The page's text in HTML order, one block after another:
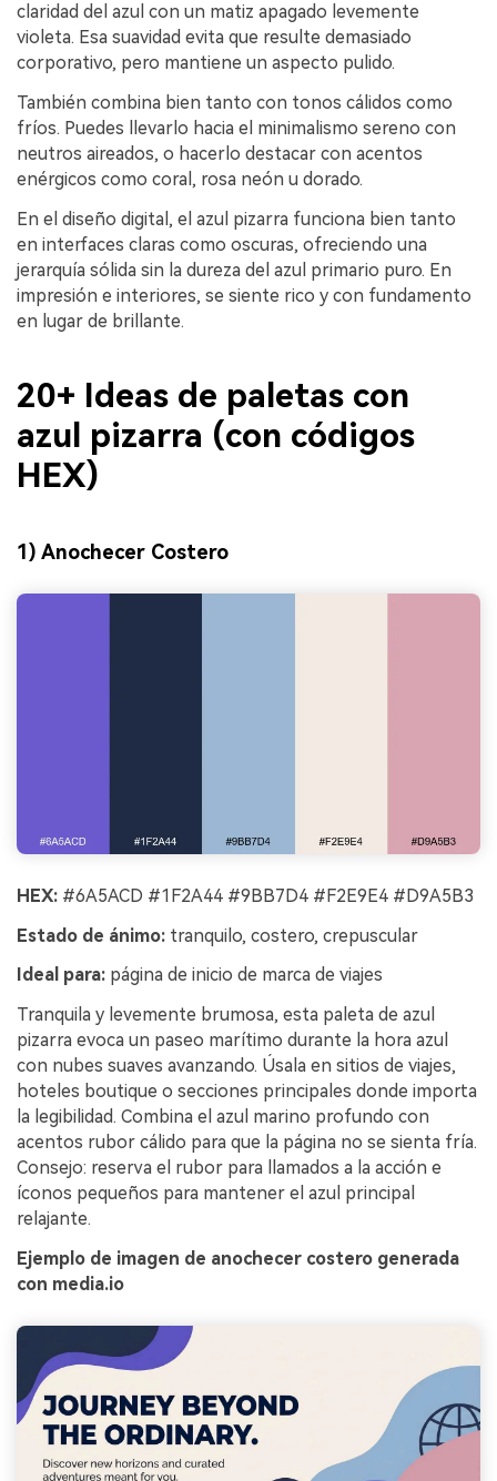
claridad del azul con un matiz apagado levemente
violeta. Esa suavidad evita que resulte demasiado
corporativo, pero mantiene un aspecto pulido.
También combina bien tanto con tonos cálidos como
fríos. Puedes llevarlo hacia el minimalismo sereno con
neutros aireados, o hacerlo destacar con acentos
enérgicos como coral, rosa neón u dorado.
En el diseño digital, el azul pizarra funciona bien tanto
en interfaces claras como oscuras, ofreciendo una
jerarquía sólida sin la dureza del azul primario puro. En
impresión e interiores, se siente rico y con fundamento
en lugar de brillante.
20+ Ideas de paletas con
azul pizarra (con códigos
HEX)
1) Anochecer Costero
HEX: #6A5ACD #1F2A44 #9BB7D4 #F2E9E4 #D9A5B3
Estado de ánimo: tranquilo, costero, crepuscular
Ideal para: página de inicio de marca de viajes
Tranquila y levemente brumosa, esta paleta de azul
pizarra evoca un paseo marítimo durante la hora azul
con nubes suaves avanzando. Úsala en sitios de viajes,
hoteles boutique o secciones principales donde importa
la legibilidad. Combina el azul marino profundo con
acentos rubor cálido para que la página no se sienta fría.
Consejo: reserva el rubor para llamados a la acción e
íconos pequeños para mantener el azul principal
relajante.
Ejemplo de imagen de anochecer costero generada
con media.io